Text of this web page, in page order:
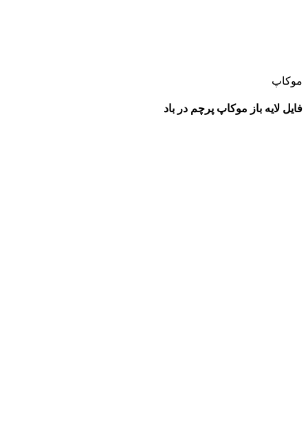
موکاپ
فایل لایه باز موکاپ پرچم در باد